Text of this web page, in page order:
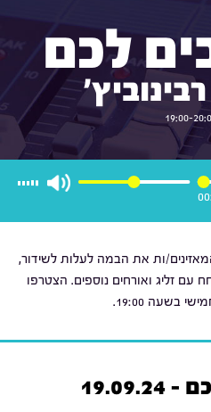
לכם
ות את הבמה לעלות לשידור,
זליג ואורחים נוספים. הצטרפו
בשעה 19:00.